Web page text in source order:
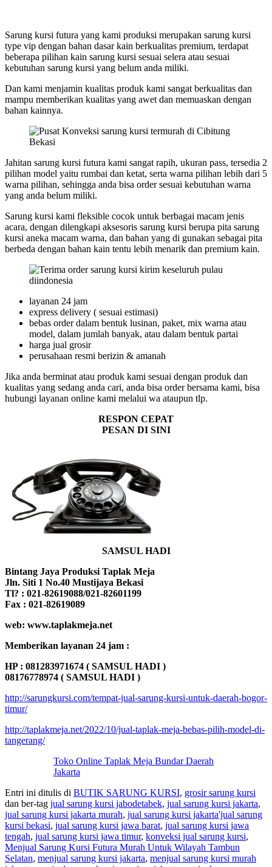
Sarung kursi futura yang kami produksi merupakan sarung kursi
type vip dengan bahan dasar kain berkualitas premium, terdapat
beberapa pilihan kain sarung kursi sesuai selera atau sesuai
kebutuhan sarung kursi yang belum anda miliki.
Dan kami menjamin kualitas produk kami sangat berkualitas dan
mampu memberikan kualitas yang awet dan memuaskan dengan
bahan kainnya.
Jahitan sarung kursi futura kami sangat rapih, ukuran pass, tersedia 2
pilihan model yaitu rumbai dan ketat, serta warna pilihan lebih dari 5
warna pilihan, sehingga anda bisa order sesuai kebutuhan warna
yang anda belum miliki.
Sarung kursi kami fleksible cocok untuk berbagai macam jenis
acara, dengan dilengkapi aksesoris sarung kursi berupa pita sarung
kursi aneka macam warna, dan bahan yang di gunakan sebagai pita
berbeda dengan bahan kain tentu lebih menarik dan premium kain.
layanan 24 jam
express delivery ( sesuai estimasi)
bebas order dalam bentuk lusinan, paket, mix warna atau
model, dalam jumlah banyak, atau dalam bentuk partai
harga jual grosir
perusahaan resmi berizin & amanah
Jika anda berminat atau produk kami sesuai dengan produk dan
kualitas yang sedang anda cari, anda bisa order bersama kami, bisa
hubungi layanan online kami melalui wa ataupun tlp.
RESPON CEPAT
PESAN DI SINI
SAMSUL HADI
Bintang Jaya Produksi Taplak Meja
Jln. Siti 1 No.40 Mustijaya Bekasi
Tl? : 021-82619088/021-82601199
Fax : 021-82619089
web: www.taplakmeja.net
Memberikan layanan 24 jam :
HP : 081283971674 ( SAMSUL HADI )
08176778974 ( SAMSUL HADI )
http://sarungkursi.com/tempat-jual-sarung-kursi-untuk-daerah-bogor-
timur/
http://taplakmeja.net/2022/10/jual-taplak-meja-bebas-pilih-model-di-
tangerang/
Toko Online Taplak Meja Bundar Daerah
Jakarta
Entri ini ditulis di BUTIK SARUNG KURSI, grosir sarung kursi
dan ber-tag jual sarung kursi jabodetabek, jual sarung kursi jakarta,
jual sarung kursi jakarta murah, jual sarung kursi jakarta'jual sarung
kursi bekasi, jual sarung kursi jawa barat, jual sarung kursi jawa
tengah, jual sarung kursi jawa timur, konveksi jual sarung kursi,
Menjual Sarung Kursi Futura Murah Untuk Wilayah Tambun
Selatan, menjual sarung kursi jakarta, menjual sarung kursi murah